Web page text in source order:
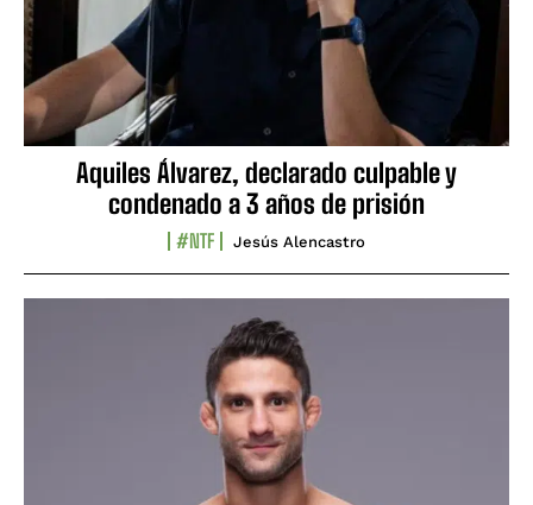
Aquiles Álvarez, declarado culpable y
condenado a 3 años de prisión
#NTF Jesús Alencastro